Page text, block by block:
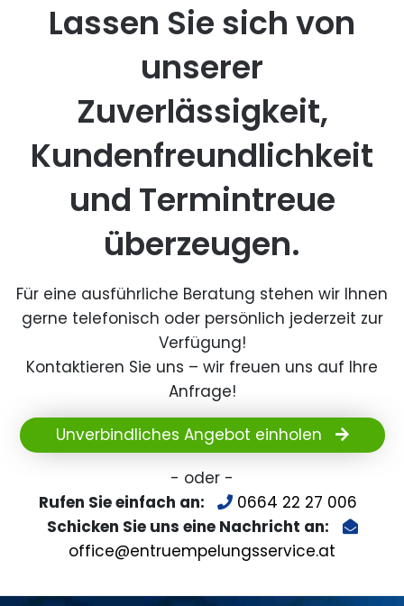
Lassen Sie sich von
unserer
Zuverlässigkeit,
Kundenfreundlichkeit
und Termintreue
überzeugen.
Für eine ausführliche Beratung stehen wir Ihnen
gerne telefonisch oder persönlich jederzeit zur
Verfügung!
Kontaktieren Sie uns – wir freuen uns auf Ihre
Anfrage!
Unverbindliches Angebot einholen
- oder -
Rufen Sie einfach an:
0664 22 27 006
Schicken Sie uns eine Nachricht an:
office@entruempelungsservice.at